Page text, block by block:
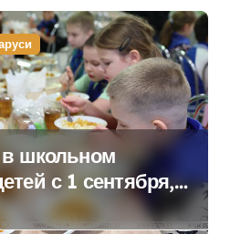
школьном
с 1 сентября,